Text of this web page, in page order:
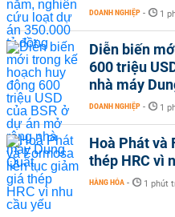
DOANH NGHIỆP - 1
Diễn biến
600 triệu
nhà máy
DOANH NGHIỆP - 1
Hoà Phát và
thép HRC vì
HÀNG HÓA - 1 phút